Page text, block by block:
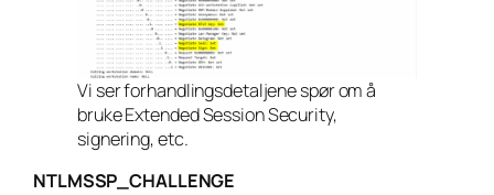
Vi ser forhandlingsdetaljene spør om å
bruke Extended Session Security,
signering, etc.
NTLMSSP_CHALLENGE